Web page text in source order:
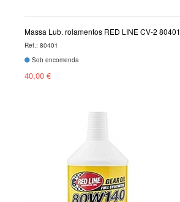
Massa Lub. rolamentos RED LINE CV-2 80401
Ref.: 80401
Sob encomenda
40,00 €